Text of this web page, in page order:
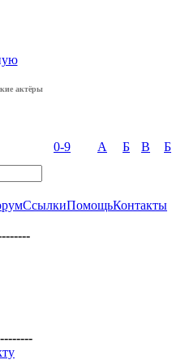
актёры
0-9 А Б В Б
СсылкиПомощьКонтакты